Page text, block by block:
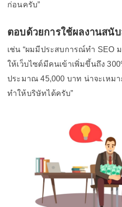
ก่อนครับ”
ตอบด้วยการใช้ผลงานสนั
เช่น “ผมมีประสบการณ์ทำ SEO
ให้เว็บไซต์มีคนเข้าเพิ่มขึ้นถึง
ประมาณ 45,000 บาท น่าจะเหม
ทำให้บริษัทได้ครับ”